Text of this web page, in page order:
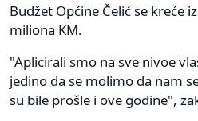
Budžet Općine Čelić se kreće
miliona KM.
"Aplicirali smo na sve nivoe
jedino da se molimo da nam
su bile prošle i ove godine",